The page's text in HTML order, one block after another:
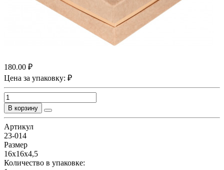
180.00 ₽
Цена за упаковку: ₽
В корзину
Артикул
23-014
Размер
16х16х4,5
Количество в упаковке: